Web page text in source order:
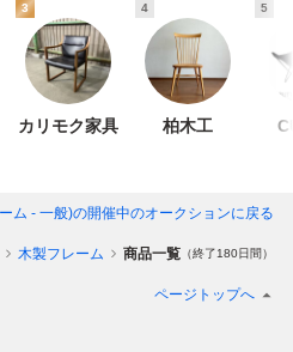
3
カリモク家具
4
柏木工
5
ム - 一般)の開催中のオークションに戻る
木製フレーム 商品一覧 （終了180日間）
ページトップへ